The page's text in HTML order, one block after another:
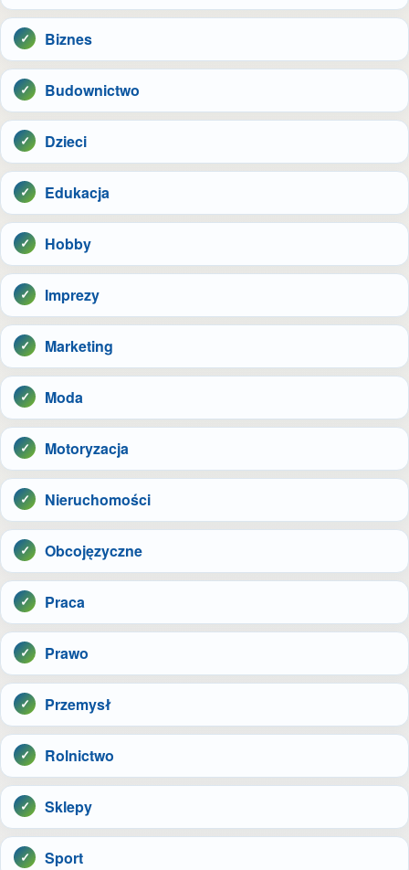
Biznes
Budownictwo
Dzieci
Edukacja
Hobby
Imprezy
Marketing
Moda
Motoryzacja
Nieruchomości
Obcojęzyczne
Praca
Prawo
Przemysł
Rolnictwo
Sklepy
Sport